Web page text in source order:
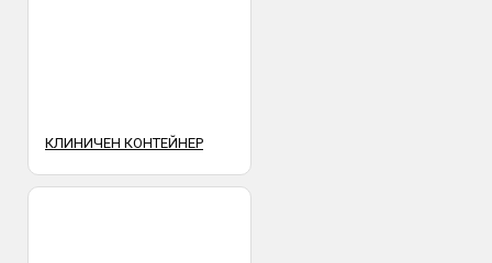
КЛИНИЧЕН КОНТЕЙНЕР